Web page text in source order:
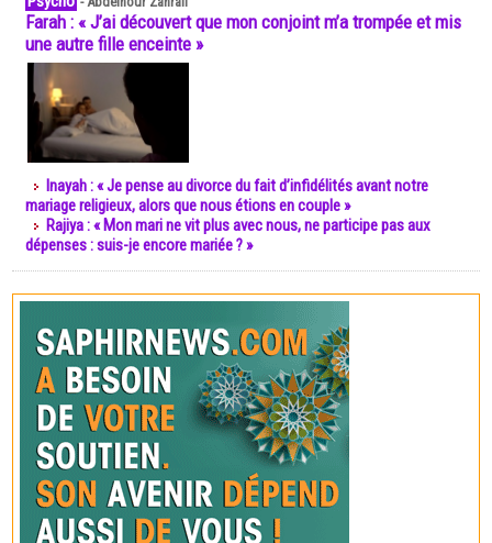
Farah : « J’ai découvert que mon conjoint m’a trompée et mis
une autre fille enceinte »
Inayah : « Je pense au divorce du fait d’infidélités avant notre
mariage religieux, alors que nous étions en couple »
Rajiya : « Mon mari ne vit plus avec nous, ne participe pas aux
dépenses : suis-je encore mariée ? »